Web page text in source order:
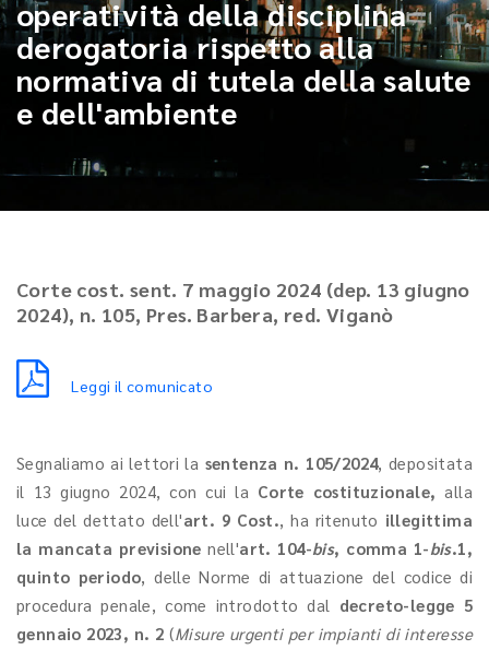
operatività della disciplina
derogatoria rispetto alla
normativa di tutela della salute
e dell'ambiente
Corte cost. sent. 7 maggio 2024 (dep. 13 giugno
2024), n. 105, Pres. Barbera, red. Viganò
Leggi il comunicato
Segnaliamo ai lettori la sentenza n. 105/2024, depositata
il 13 giugno 2024, con cui la Corte costituzionale, alla
luce del dettato dell'art. 9 Cost., ha ritenuto illegittima
la mancata previsione nell'art. 104-bis, comma 1-bis.1,
quinto periodo, delle Norme di attuazione del codice di
procedura penale, come introdotto dal decreto-legge 5
gennaio 2023, n. 2 (Misure urgenti per impianti di interesse